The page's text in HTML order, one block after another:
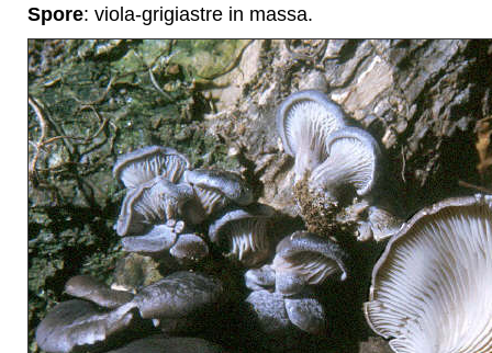
Spore: viola-grigiastre in massa.